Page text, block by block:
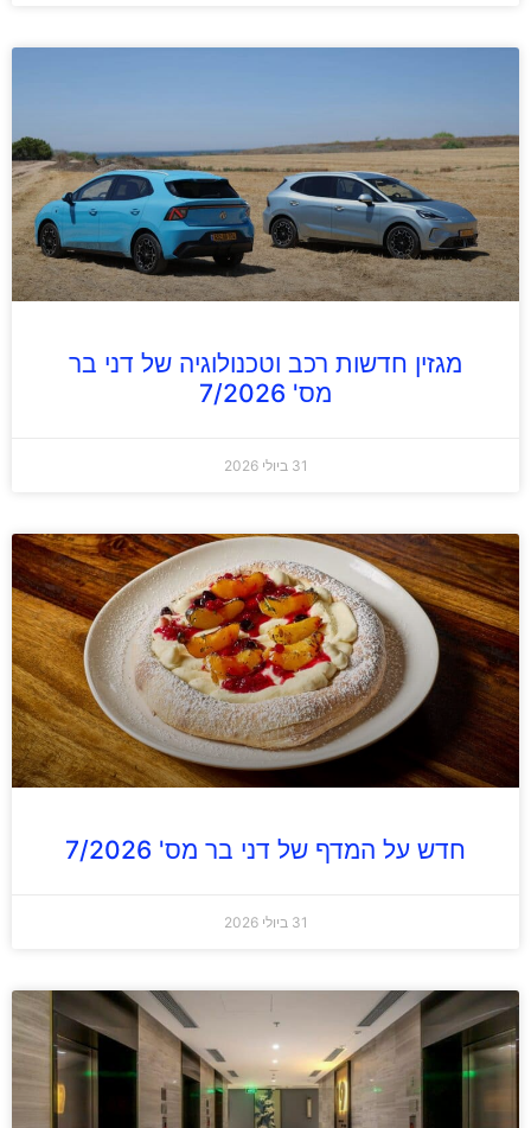
מגזין חדשות רכב וטכנולוגיה של דני בר
מס' 7/2026
31 ביולי 2026
חדש על המדף של דני בר מס' 7/2026
31 ביולי 2026